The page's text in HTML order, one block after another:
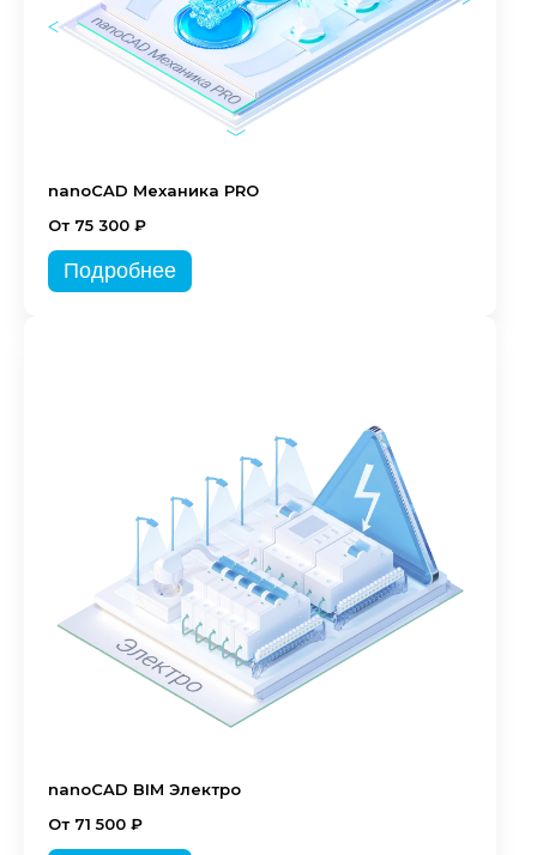
nanoCAD Механика PRO
От 75 300 ₽
Подробнее
nanoCAD BIM Электро
От 71 500 ₽